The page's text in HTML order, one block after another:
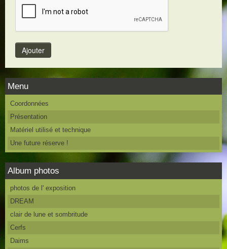
Menu
Coordonnées
Présentation
Matériel utilisé et technique
Une future réserve !
Album photos
photos de l' exposition
DREAM
clair de lune et sombritude
Cerfs
Daims